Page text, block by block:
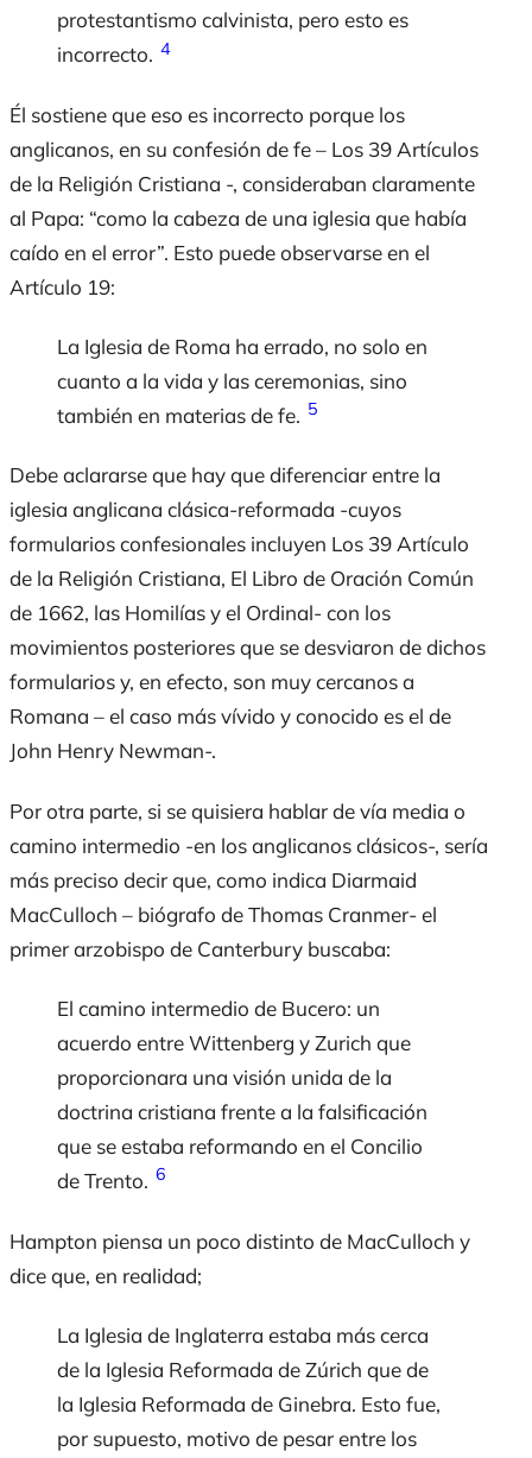
protestantismo calvinista, pero esto es
incorrecto. 4
Él sostiene que eso es incorrecto porque los
anglicanos, en su confesión de fe – Los 39 Artículos
de la Religión Cristiana -, consideraban claramente
al Papa: “como la cabeza de una iglesia que había
caído en el error”. Esto puede observarse en el
Artículo 19:
La Iglesia de Roma ha errado, no solo en
cuanto a la vida y las ceremonias, sino
también en materias de fe. 5
Debe aclararse que hay que diferenciar entre la
iglesia anglicana clásica-reformada -cuyos
formularios confesionales incluyen Los 39 Artículo
de la Religión Cristiana, El Libro de Oración Común
de 1662, las Homilías y el Ordinal- con los
movimientos posteriores que se desviaron de dichos
formularios y, en efecto, son muy cercanos a
Romana – el caso más vívido y conocido es el de
John Henry Newman-.
Por otra parte, si se quisiera hablar de vía media o
camino intermedio -en los anglicanos clásicos-, sería
más preciso decir que, como indica Diarmaid
MacCulloch – biógrafo de Thomas Cranmer- el
primer arzobispo de Canterbury buscaba:
El camino intermedio de Bucero: un
acuerdo entre Wittenberg y Zurich que
proporcionara una visión unida de la
doctrina cristiana frente a la falsificación
que se estaba reformando en el Concilio
de Trento. 6
Hampton piensa un poco distinto de MacCulloch y
dice que, en realidad;
La Iglesia de Inglaterra estaba más cerca
de la Iglesia Reformada de Zúrich que de
la Iglesia Reformada de Ginebra. Esto fue,
por supuesto, motivo de pesar entre los